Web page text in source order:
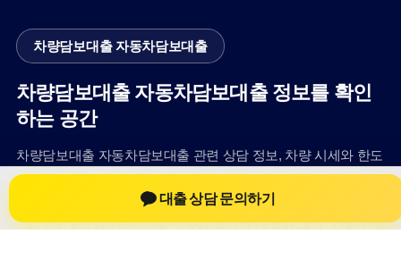
차량담보대출 자동차담보대출
차량담보대출 자동차담보대출 정보를 확인
하는 공간
차량담보대출 자동차담보대출 관련 상담 정보, 차량 시세와 한도
확인 기준, 대출 선택 시 참고할 수 있는 내용을 jiesuoji.org 안에
서 확인할 수 있도록 구성했습니다. 본 사이트의 내용은 일반 정
보 제공을 위한 자료이며, 실제 가능 여부와 조건은 금융사 심사
대출 상담 문의하기